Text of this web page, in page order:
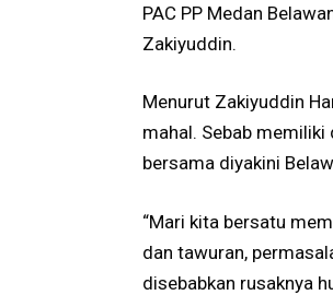
PAC PP Medan
Zakiyuddin.
Menurut Zakiyuddin
mahal. Sebab
bersama diyakini
“Mari kita bersatu
dan tawuran,
disebabkan rusaknya